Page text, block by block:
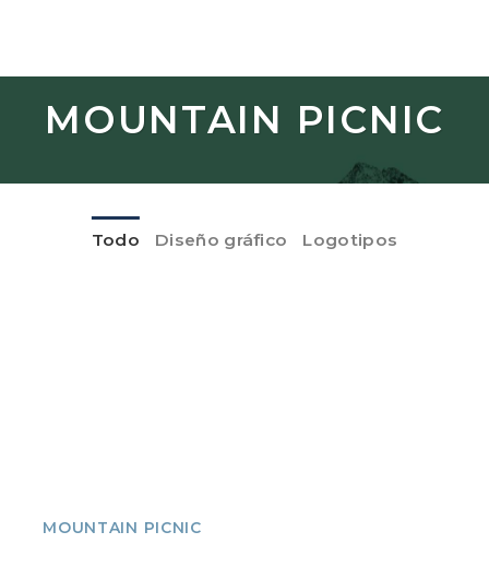
content
MOUNTAIN PICNIC
Todo Diseño gráfico Logotipos
MOUNTAIN PICNIC